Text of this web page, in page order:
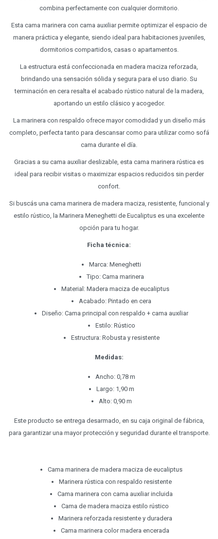
combina perfectamente con cualquier dormitorio.
Esta cama marinera con cama auxiliar permite optimizar el espacio de
manera práctica y elegante, siendo ideal para habitaciones juveniles,
dormitorios compartidos, casas o apartamentos.
La estructura está confeccionada en madera maciza reforzada,
brindando una sensación sólida y segura para el uso diario. Su
terminación en cera resalta el acabado rústico natural de la madera,
aportando un estilo clásico y acogedor.
La marinera con respaldo ofrece mayor comodidad y un diseño más
completo, perfecta tanto para descansar como para utilizar como sofá
cama durante el día.
Gracias a su cama auxiliar deslizable, esta cama marinera rústica es
ideal para recibir visitas o maximizar espacios reducidos sin perder
confort.
Si buscás una cama marinera de madera maciza, resistente, funcional y
estilo rústico, la Marinera Meneghetti de Eucaliptus es una excelente
opción para tu hogar.
Ficha técnica:
Marca: Meneghetti
Tipo: Cama marinera
Material: Madera maciza de eucaliptus
Acabado: Pintado en cera
Diseño: Cama principal con respaldo + cama auxiliar
Estilo: Rústico
Estructura: Robusta y resistente
Medidas:
Ancho: 0,78 m
Largo: 1,90 m
Alto: 0,90 m
Este producto se entrega desarmado, en su caja original de fábrica,
para garantizar una mayor protección y seguridad durante el transporte.
Cama marinera de madera maciza de eucaliptus
Marinera rústica con respaldo resistente
Cama marinera con cama auxiliar incluida
Cama de madera maciza estilo rústico
Marinera reforzada resistente y duradera
Cama marinera color madera encerada